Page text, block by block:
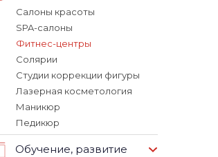
Салоны красоты
SPA-салоны
Фитнес-центры
Солярии
Студии коррекции фигуры
Лазерная косметология
Маникюр
Педикюр
Обучение, развитие